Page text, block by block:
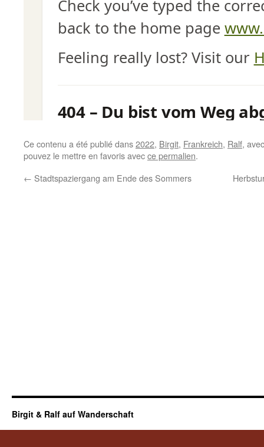
Ce contenu a été publié dans2022, Birgit, Frankreich, Ralf,
pouvez le mettre en favoris avecce permalien.
← Stadtspaziergang am Ende des Sommers
Birgit & Ralf auf Wanderschaft